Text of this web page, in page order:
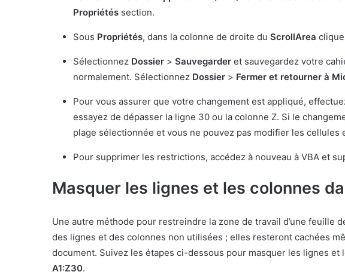
Propriétés section.
Sous Propriétés, dans la colonne de droite du ScrollArea
Sélectionnez Dossier > Sauvegarder et sauvegardez votre
normalement. Sélectionnez Dossier > Fermer et retourner à
Pour vous assurer que votre changement est appliqué,
essayez de dépasser la ligne 30 ou la colonne Z. Si le
plage sélectionnée et vous ne pouvez pas modifier les cellules
Pour supprimer les restrictions, accédez à nouveau à VBA et
Masquer les lignes et les colonnes
Une autre méthode pour restreindre la zone de travail d’une feuille
des lignes et des colonnes non utilisées ; elles resteront cachées
document. Suivez les étapes ci-dessous pour masquer les lignes et
A1:Z30.